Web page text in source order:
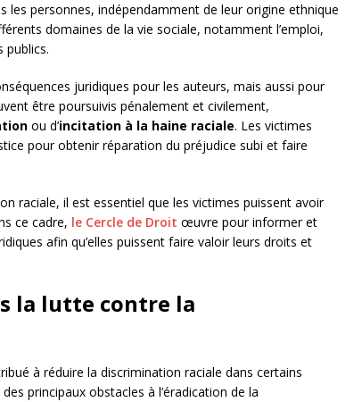
personnes, indépendamment de leur origine ethnique
domaines de la vie sociale, notamment l’emploi,
publics.
juridiques pour les auteurs, mais aussi pour
être poursuivis pénalement et civilement,
ou d’incitation à la haine raciale. Les victimes
pour obtenir réparation du préjudice subi et faire
raciale, il est essentiel que les victimes puissent avoir
ce cadre, le Cercle de Droit œuvre pour informer et
afin qu’elles puissent faire valoir leurs droits et
la lutte contre la
à réduire la discrimination raciale dans certains
principaux obstacles à l’éradication de la